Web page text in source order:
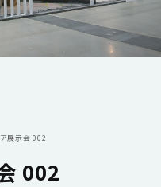
展示会 002
002